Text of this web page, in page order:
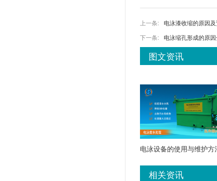
上一条:
电泳漆收缩的原因
下一条:
电泳缩孔形成的原
图文资讯
电泳设备的使用与维护方
相关资讯